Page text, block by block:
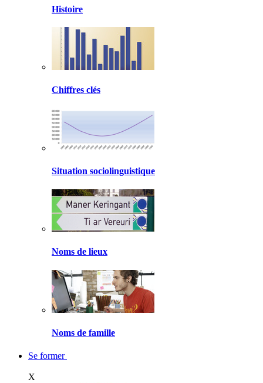
Histoire
Chiffres clés
Situation sociolinguistique
Noms de lieux
Noms de famille
Se former
X